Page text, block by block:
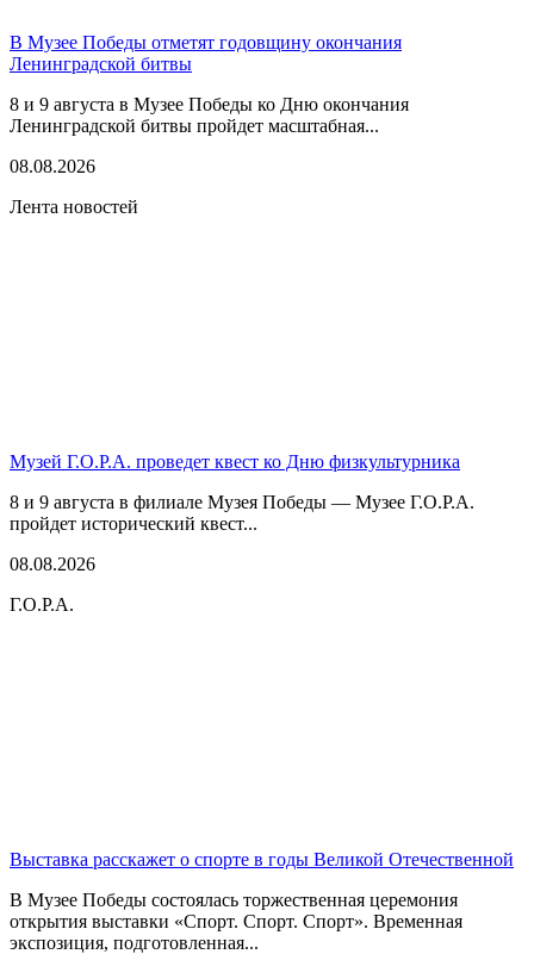
В Музее Победы отметят годовщину окончания
Ленинградской битвы
8 и 9 августа в Музее Победы ко Дню окончания
Ленинградской битвы пройдет масштабная...
08.08.2026
Лента новостей
Музей Г.О.Р.А. проведет квест ко Дню физкультурника
8 и 9 августа в филиале Музея Победы — Музее Г.О.Р.А.
пройдет исторический квест...
08.08.2026
Г.О.Р.А.
Выставка расскажет о спорте в годы Великой Отечественной
В Музее Победы состоялась торжественная церемония
открытия выставки «Спорт. Спорт. Спорт». Временная
экспозиция, подготовленная...